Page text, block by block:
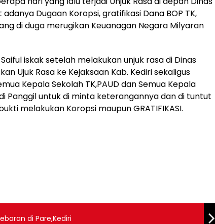
Dugaan Koropsi, gratifikasi Dana BOP TK,
di duga merugikan Keuanagan Negara Milyaran
iskak setelah melakukan unjuk rasa di Dinas
Ujuk Rasa ke Kejaksaan Kab. Kediri sekaligus
Kepala Sekolah TK,PAUD dan Semua Kepala
di Panggil untuk di minta keterangannya dan di tuntut
melakukan Koropsi maupun GRATIFIKASI.
di Pare,Kediri